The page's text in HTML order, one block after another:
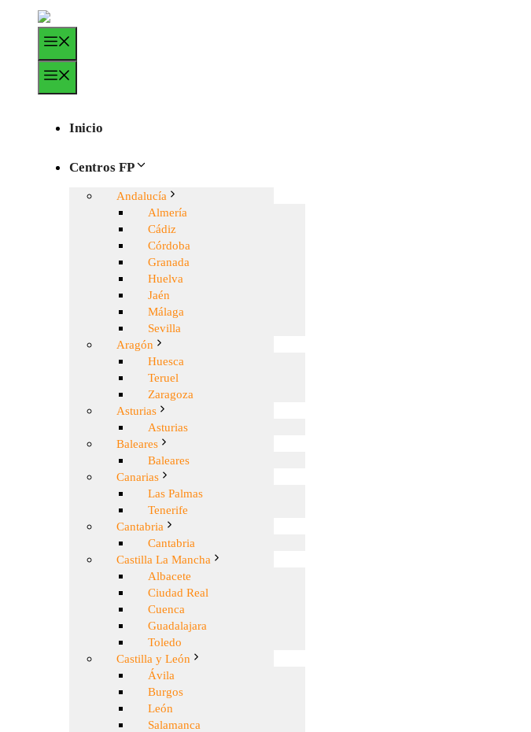
Saltar
contenido
Inicio
Centros FP
Andalucía
Almería
Cádiz
Córdoba
Granada
Huelva
Jaén
Málaga
Sevilla
Aragón
Huesca
Teruel
Zaragoza
Asturias
Asturias
Baleares
Baleares
Canarias
Las Palmas
Tenerife
Cantabria
Cantabria
Castilla La Mancha
Albacete
Ciudad Real
Cuenca
Guadalajara
Toledo
Castilla y León
Ávila
Burgos
León
Salamanca